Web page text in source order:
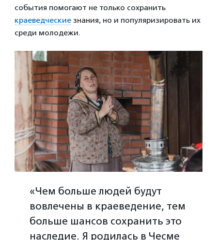
события помогают не только сохранить
краеведческие знания, но и популяризировать их
среди молодежи.
«Чем больше людей будут
вовлечены в краеведение, тем
больше шансов сохранить это
наследие. Я родилась в Чесме